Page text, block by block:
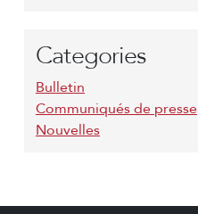
Categories
Bulletin
Communiqués de presse
Nouvelles